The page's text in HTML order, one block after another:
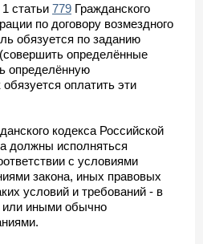
статьи 779 Гражданского
по договору возмездного
обязуется по заданию
(совершить определённые
определённую
оплатить эти
кодекса Российской
должны исполняться
с условиями
закона, иных правовых
условий и требований - в
или иными обычно